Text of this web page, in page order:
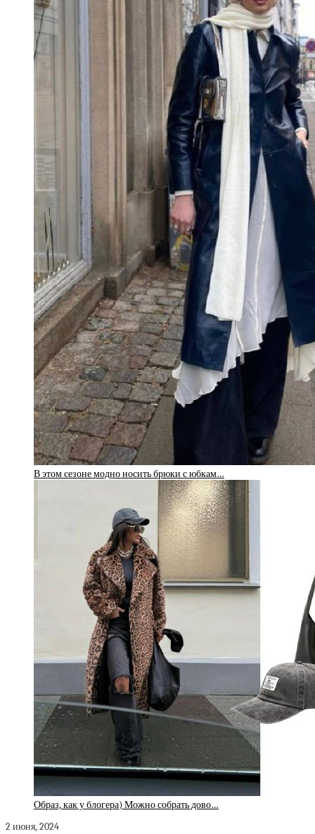
В этом сезоне модно носить брюки с юбкам…
Образ, как у блогера) Можно собрать дово…
2 июня, 2024